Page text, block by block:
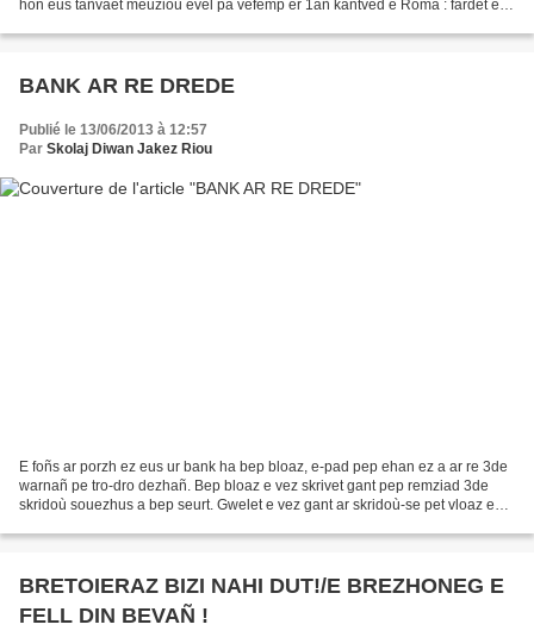
hon eus tañvaet meuzioù evel pa vefemp er 1añ kantved e Roma : fardet en
BANK AR RE DREDE
Publié le 13/06/2013 à 12:57
Par Skolaj Diwan Jakez Riou
E foñs ar porzh ez eus ur bank ha bep bloaz, e-pad pep ehan ez a ar re 3de
warnañ pe tro-dro dezhañ. Bep bloaz e vez skrivet gant pep remziad 3de
skridoù souezhus a bep seurt. Gwelet e vez gant ar skridoù-se pet vloaz eo
BRETOIERAZ BIZI NAHI DUT!/E BREZHONEG E
FELL DIN BEVAÑ !